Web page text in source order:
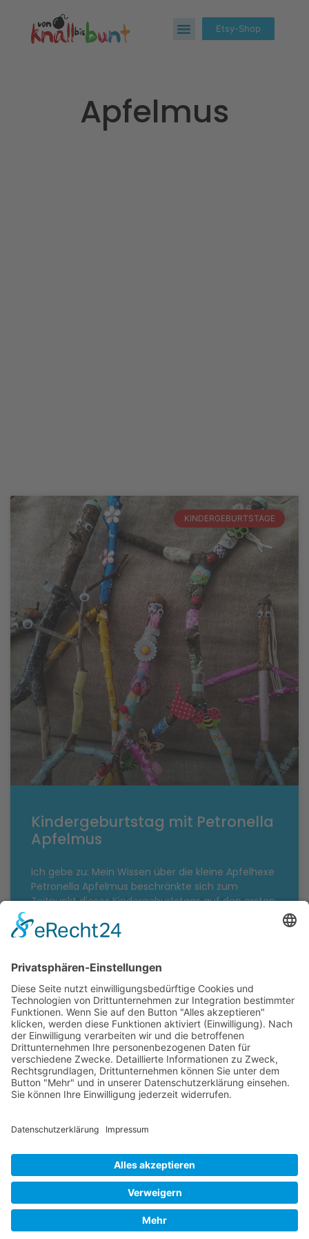
Etsy-Shop
Apfelmus
KINDERGEBURTSTAGE
Kindergeburtstag mit Petronella
Apfelmus
Ich gebe zu: Mein Wissen über die kleine Apfelhexe
Petronella Apfelmus beschränkte sich zum
Zeitpunkt dieses Kindergeburtstags auf den ersten
FOLGE MIR
Pinterest Instagram
BLOGLOVIN`